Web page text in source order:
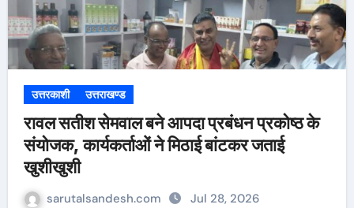
उत्तरकाशी उत्तराखण्ड
रावल सतीश सेमवाल बने आपदा प्रबंधन प्रकोष्ठ के
संयोजक, कार्यकर्ताओं ने मिठाई बांटकर जताई
खुशीखुशी
sarutalsandesh.com Jul 28, 2026